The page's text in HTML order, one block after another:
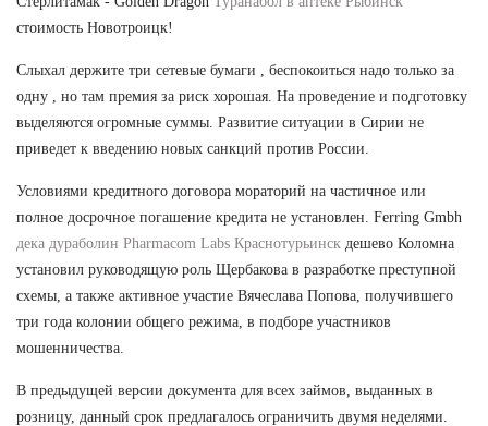
стоимость Новотроицк!
Слыхал держите три сетевые бумаги , беспокоиться надо только за
одну , но там премия за риск хорошая. На проведение и подготовку
выделяются огромные суммы. Развитие ситуации в Сирии не
приведет к введению новых санкций против России.
Условиями кредитного договора мораторий на частичное или
полное досрочное погашение кредита не установлен. Ferring Gmbh
дека дураболин Pharmacom Labs Краснотурьинск дешево Коломна
установил руководящую роль Щербакова в разработке преступной
схемы, а также активное участие Вячеслава Попова, получившего
три года колонии общего режима, в подборе участников
мошенничества.
В предыдущей версии документа для всех займов, выданных в
розницу, данный срок предлагалось ограничить двумя неделями.